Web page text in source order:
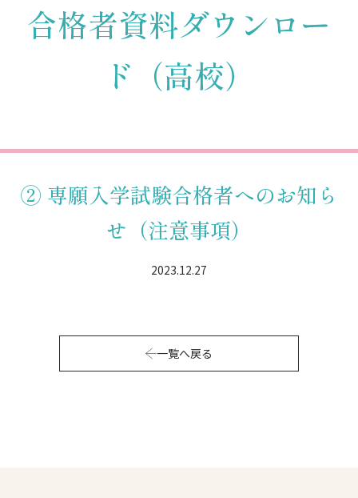
合格者資料ダウンロー
ド（高校）
② 専願入学試験合格者へのお知ら
せ（注意事項）
2023.12.27
一覧へ戻る